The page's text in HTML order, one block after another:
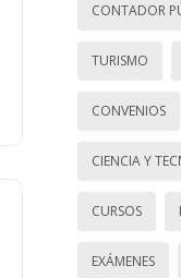
CONTADOR
TURISMO
CONVENIOS
CIENCIA Y
CURSOS
EXÁMENES